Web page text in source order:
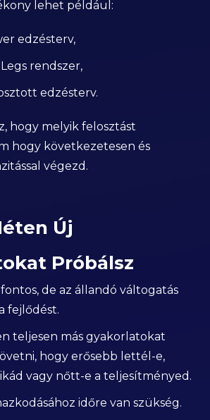
lehet például:
edzésterv,
rendszer,
edzésterv.
hogy melyik felosztást
hogy következetesen és
végezd.
Új
Próbálsz
de az állandó váltogatás
fejlődést.
teljesen más gyakorlatokat
hogy erősebb lettél-e,
vagy nőtt-e a teljesítményed.
időre van szükség.